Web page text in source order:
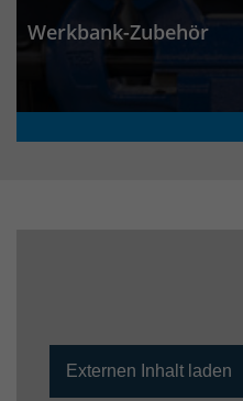
Werkbank-Zubehör
Externen Inhalt laden